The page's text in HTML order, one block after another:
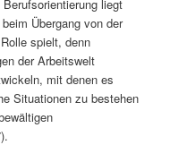
liegt
Übergang von der
spielt, denn
der Arbeitswelt
mit denen es
Situationen zu bestehen